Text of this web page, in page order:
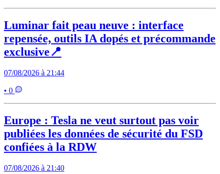
Luminar fait peau neuve : interface
repensée, outils IA dopés et précommande
exclusive📍
07/08/2026 à 21:44
• 0
Europe : Tesla ne veut surtout pas voir
publiées les données de sécurité du FSD
confiées à la RDW
07/08/2026 à 21:40